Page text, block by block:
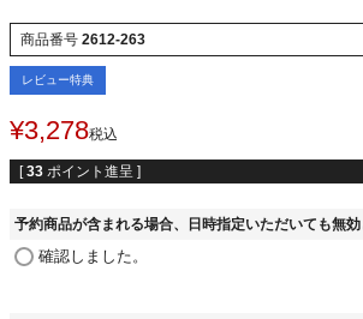
商品番号 2612-263
レビュー特典
¥3,278税込
[ 33 ポイント進呈 ]
予約商品が含まれる場合、日時指定いただいても無効
確認しました。